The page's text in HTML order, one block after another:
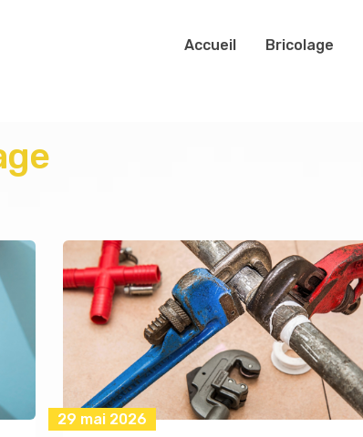
Accueil Bricolage
29 mai 2026